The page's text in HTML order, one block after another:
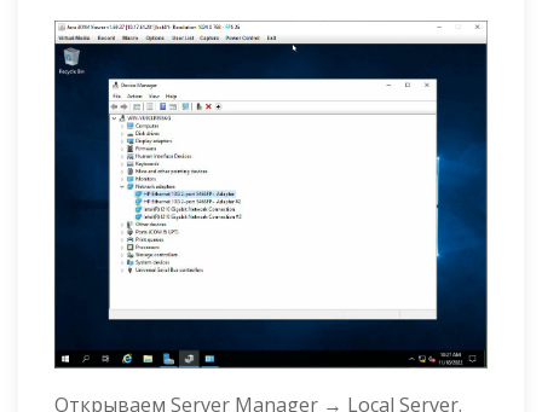
Открываем Server Manager → Local Server.